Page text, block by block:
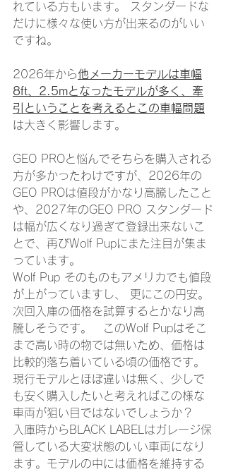
れている方もいます。 スタンダードな
だけに様々な使い方が出来るのがいい
ですね。
2026年から他メーカーモデルは車幅
8ft、2.5mとなったモデルが多く、牽
引ということを考えるとこの車幅問題
は大きく影響します。
GEO PROと悩んでそちらを購入される
方が多かったわけですが、2026年の
GEO PROは値段がかなり高騰したこと
や、2027年のGEO PRO スタンダード
は幅が広くなり過ぎて登録出来ないこ
とで、再びWolf Pupにまた注目が集ま
っています。
Wolf Pup そのものもアメリカでも値段
が上がっていますし、 更にこの円安。
次回入庫の価格を試算するとかなり高
騰しそうです。　このWolf Pupはそこ
まで高い時の物では無いため、価格は
比較的落ち着いている頃の価格です。
現行モデルとほぼ違いは無く、少しで
も安く購入したいと考えればこの様な
車両が狙い目ではないでしょうか？
入庫時からBLACK LABELはガレージ保
管している大変状態のいい車両になり
ます。モデルの中には価格を維持する